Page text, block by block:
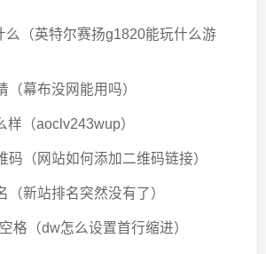
么（英特尔赛扬g1820能玩什么游
（幕布没网能用吗）
（aoclv243wup）
码（网站如何添加二维码链接）
（新站排名突然没有了）
格（dw怎么设置首行缩进）